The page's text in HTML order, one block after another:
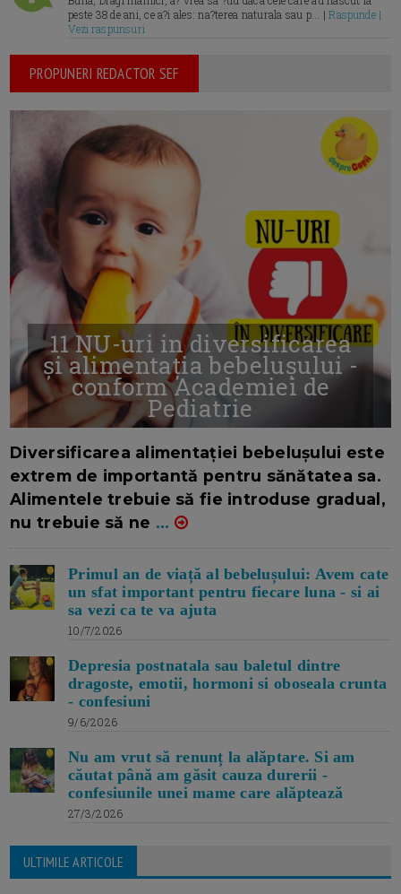
peste 38 de ani, ce a?i ales: na?terea naturala sau p... |Raspunde |
Vezi raspunsuri
PROPUNERI REDACTOR SEF
11 NU-uri in diversificarea
și alimentația bebelușului -
conform Academiei de
Pediatrie
Diversificarea alimentației bebelușului este
extrem de importantă pentru sănătatea sa.
Alimentele trebuie să fie introduse gradual,
nu trebuie să ne ...
Primul an de viață al bebelușului: Avem cate
un sfat important pentru fiecare luna - si ai
sa vezi ca te va ajuta
10/7/2026
Depresia postnatala sau baletul dintre
dragoste, emotii, hormoni si oboseala crunta
- confesiuni
9/6/2026
Nu am vrut să renunț la alăptare. Si am
căutat până am găsit cauza durerii -
confesiunile unei mame care alăptează
27/3/2026
ULTIMILE ARTICOLE